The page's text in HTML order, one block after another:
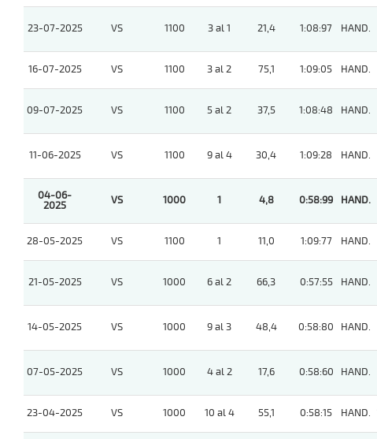
23-07-2025 VS 1100 3 al 1 21,4 1:08:97 HAND.
16-07-2025 VS 1100 3 al 2 75,1 1:09:05 HAND.
09-07-2025 VS 1100 5 al 2 37,5 1:08:48 HAND.
11-06-2025 VS 1100 9 al 4 30,4 1:09:28 HAND.
04-06-
2025
VS 1000 1 4,8 0:58:99 HAND.
28-05-2025 VS 1100 1 11,0 1:09:77 HAND.
21-05-2025 VS 1000 6 al 2 66,3 0:57:55 HAND.
14-05-2025 VS 1000 9 al 3 48,4 0:58:80 HAND.
07-05-2025 VS 1000 4 al 2 17,6 0:58:60 HAND.
23-04-2025 VS 1000 10 al 4 55,1 0:58:15 HAND.